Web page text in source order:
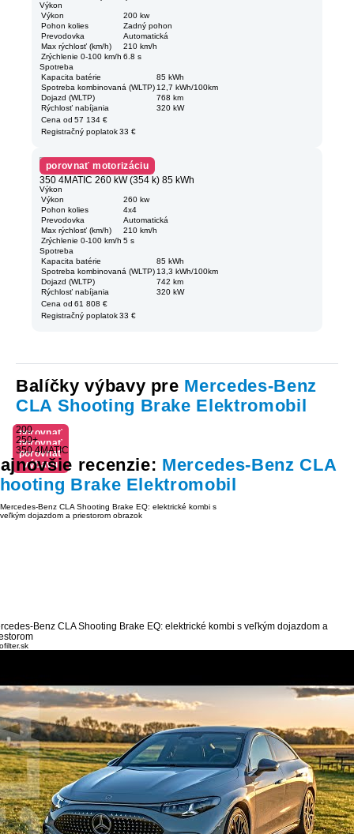
Výkon
Výkon
200 kw
Pohon kolies
Zadný pohon
Prevodovka
Automatická
Max rýchlosť (km/h)
210 km/h
Zrýchlenie 0-100 km/h 6.8 s
Spotreba
Kapacita batérie
85 kWh
Spotreba kombinovaná (WLTP) 12,7 kWh/100km
Dojazd (WLTP)
768 km
Rýchlosť nabíjania
320 kW
Cena od 57 134 €
Registračný poplatok 33 €
porovnať motorizáciu
350 4MATIC 260 kW (354 k) 85 kWh
Výkon
Výkon
260 kw
Pohon kolies
4x4
Prevodovka
Automatická
Max rýchlosť (km/h)
210 km/h
Zrýchlenie 0-100 km/h 5 s
Spotreba
Kapacita batérie
85 kWh
Spotreba kombinovaná (WLTP) 13,3 kWh/100km
Dojazd (WLTP)
742 km
Rýchlosť nabíjania
320 kW
Cena od 61 808 €
Registračný poplatok 33 €
Balíčky výbavy pre Mercedes-Benz
CLA Shooting Brake Elektromobil
porovnať
výbavu
200
porovnať
výbavu
250+
porovnať
výbavu
350 4MATIC
recenzie: Mercedes-Benz CLA
Brake Elektromobil
Benz CLA Shooting Brake EQ: elektrické kombi s veľkým dojazdom a